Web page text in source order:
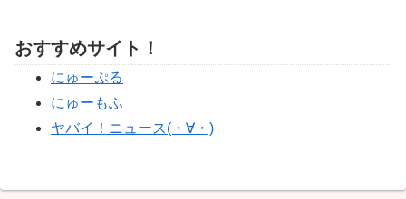
おすすめサイト！
にゅーぷる
にゅーもふ
ヤバイ！ニュース(・∀・)